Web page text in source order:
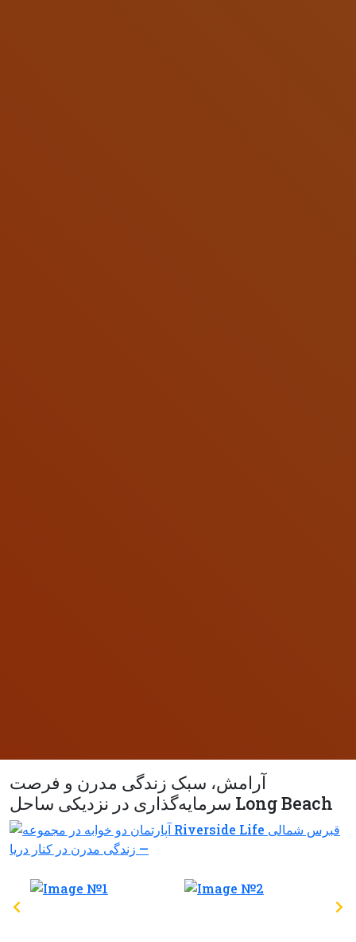
آرامش، سبک زندگی مدرن و فرصت
سرمایه‌گذاری در نزدیکی ساحل Long Beach